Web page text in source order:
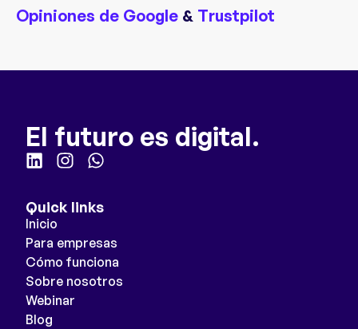
Opiniones de Google & Trustpilot
El futuro es digital.
Quick links
Inicio
Para empresas
Cómo funciona
Sobre nosotros
Webinar
Blog